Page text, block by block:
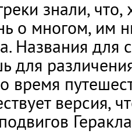
знали, что,
о многом, им
Названия для
для
время
версия,